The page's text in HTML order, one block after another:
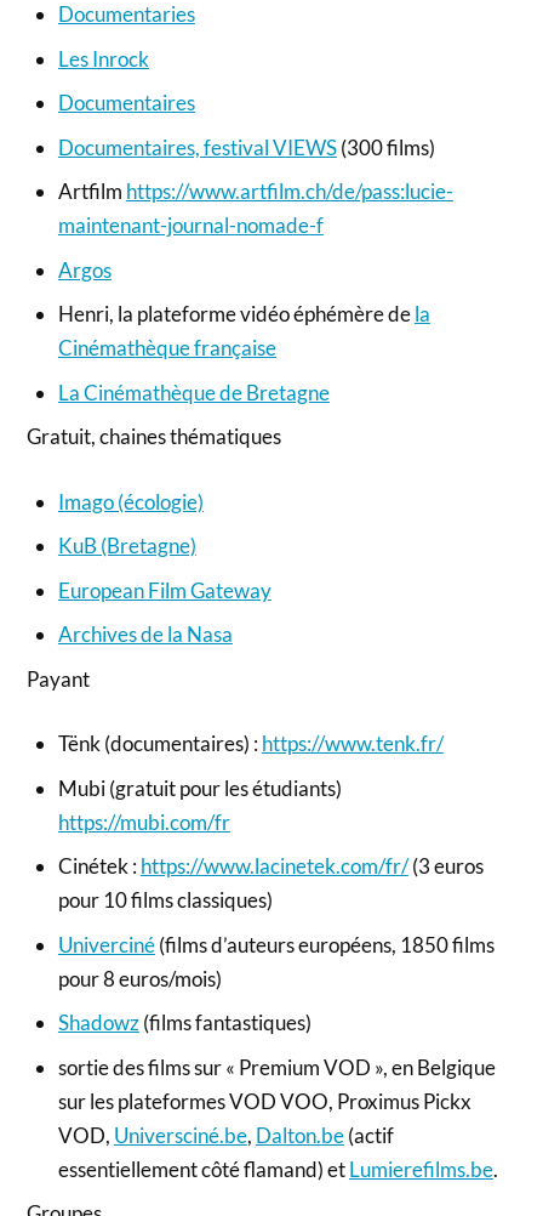
Documentaries
Les Inrock
Documentaires
Documentaires, festival VIEWS(300 films)
Artfilm https://www.artfilm.ch/de/pass:lucie-
maintenant-journal-nomade-f
Argos
Henri, la plateforme vidéo éphémère dela
Cinémathèque française
La Cinémathèque de Bretagne
Gratuit, chaines thématiques
Imago (écologie)
KuB (Bretagne)
European Film Gateway
Archives de la Nasa
Payant
Tënk (documentaires) :https://www.tenk.fr/
Mubi (gratuit pour les étudiants)
https://mubi.com/fr
Cinétek :https://www.lacinetek.com/fr/(3 euros
pour 10 films classiques)
Univerciné(films d’auteurs européens, 1850 films
pour 8 euros/mois)
Shadowz(films fantastiques)
sortie des films sur « Premium VOD », en Belgique
sur les plateformes VOD VOO, Proximus Pickx
VOD, Universciné.be, Dalton.be(actif
essentiellement côté flamand) etLumierefilms.be.